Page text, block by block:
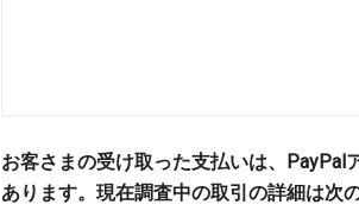
お客さまの受け取った支払いは、 PayPal
あります。現在調査中の取引の詳細は次